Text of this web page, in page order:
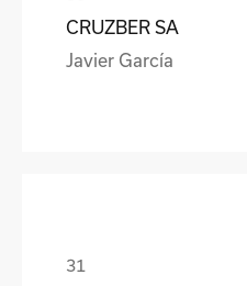
CRUZBER SA
Javier García